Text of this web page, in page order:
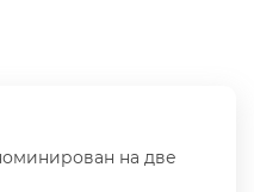
на две